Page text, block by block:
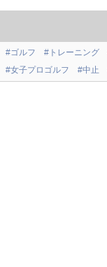
#ゴルフ #トレーニング
#女子プロゴルフ
#中止